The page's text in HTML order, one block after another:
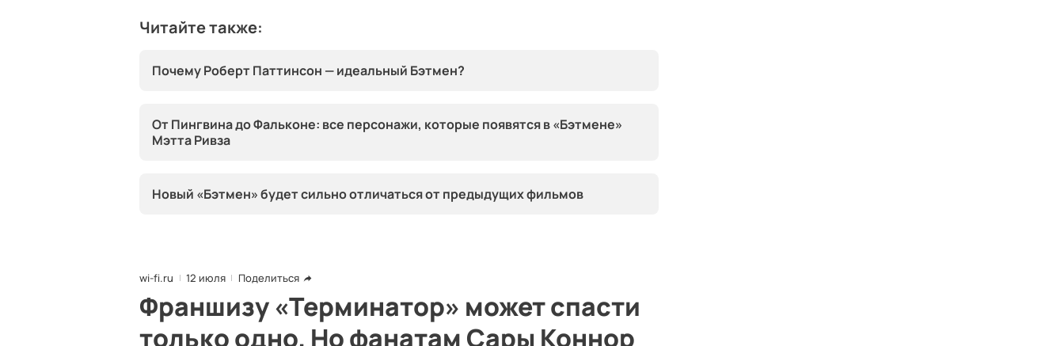
Читайте также:
Почему Роберт Паттинсон — идеальный Бэтмен?
От Пингвина до Фальконе: все персонажи, которые появятся в «Бэтмене»
Мэтта Ривза
Новый «Бэтмен» будет сильно отличаться от предыдущих фильмов
wi-fi.ru 12 июля Поделиться
Франшизу «Терминатор» может спасти
только одно. Но фанатам Сары Коннор